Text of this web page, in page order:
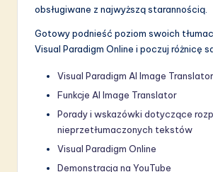
obsługiwane z najwyższą starannością.
Gotowy podnieść poziom swoich
Visual Paradigm Online i poczuj różnicę
Visual Paradigm AI Image Translator
Funkcje AI Image Translator
Porady i wskazówki dotyczące
nieprzetłumaczonych tekstów
Visual Paradigm Online
Demonstracja na YouTube